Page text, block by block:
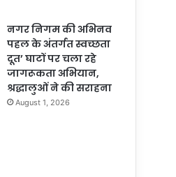
नगर निगम की अभिनव
पहल के अंतर्गत स्वच्छता
दूत’ घाटों पर चला रहे
जागरूकता अभियान,
श्रद्धालुओं ने की सराहना
August 1, 2026